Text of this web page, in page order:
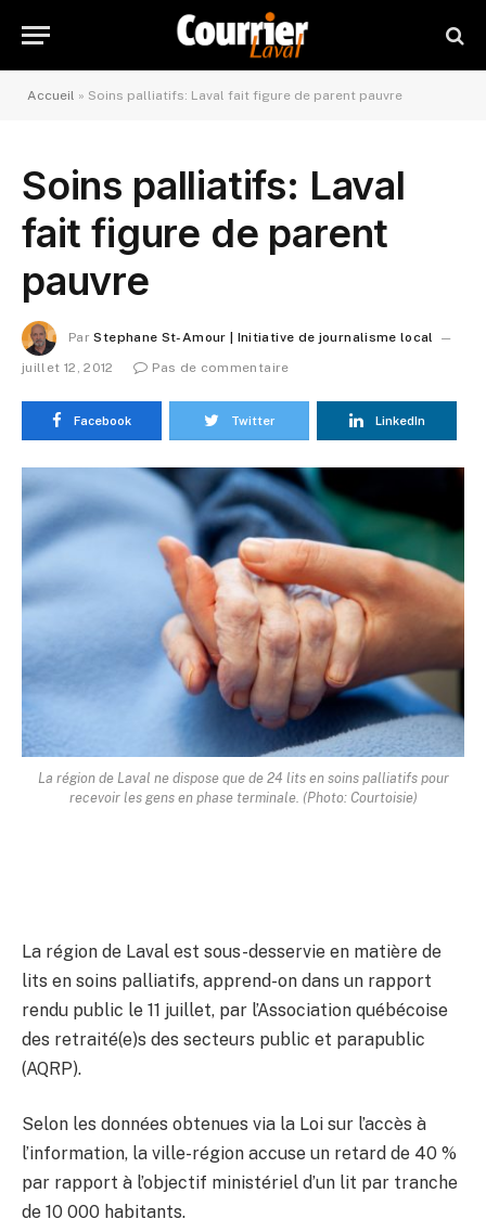
Accueil » Soins palliatifs: Laval fait figure de parent pauvre
Soins palliatifs: Laval
fait figure de parent
pauvre
Par Stephane St-Amour | Initiative de journalisme local
juillet 12, 2012
Pas de commentaire
Facebook Twitter LinkedIn
La région de Laval ne dispose que de 24 lits en soins palliatifs pour
recevoir les gens en phase terminale. (Photo: Courtoisie)
La région de Laval est sous-desservie en matière de
lits en soins palliatifs, apprend-on dans un rapport
rendu public le 11 juillet, par l’Association québécoise
des retraité(e)s des secteurs public et parapublic
(AQRP).
Selon les données obtenues via la Loi sur l’accès à
l’information, la ville-région accuse un retard de 40 %
par rapport à l’objectif ministériel d’un lit par tranche
de 10 000 habitants.